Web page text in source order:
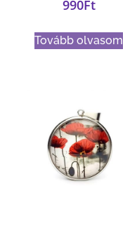
990Ft
Tovább olvasom